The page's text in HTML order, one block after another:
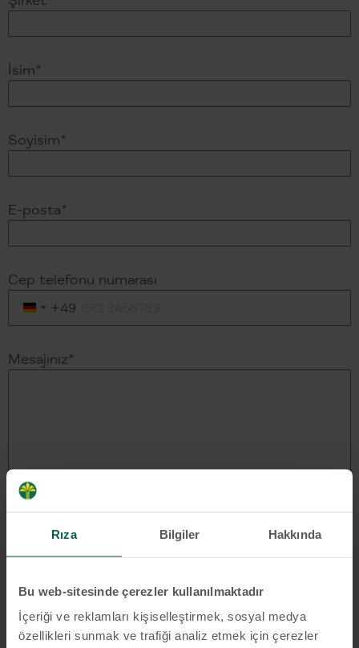
Rıza Bilgiler Hakkında
Bu web-sitesinde çerezler kullanılmaktadır
İçeriği ve reklamları kişiselleştirmek, sosyal medya
özellikleri sunmak ve trafiği analiz etmek için çerezler
İsim *
Soyisim *
E-posta *
Cep telefonu numarası
Almanya
+49
+49
Mesajınız *
Gizlilik
Kişisel verilerle ilgili Aydınlatma Metni´ni okudum, başvuru